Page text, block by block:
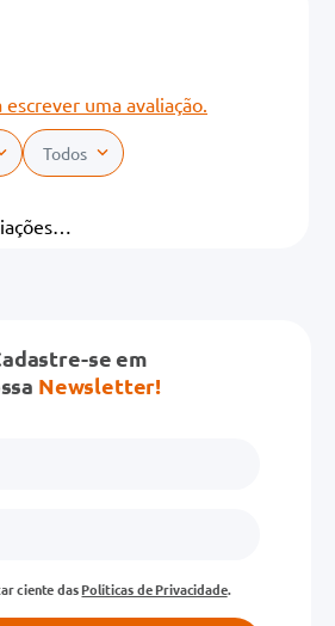
escrever uma avaliação.
Todos
se em
Newsletter!
ciente dasPolíticas de Privacidade.